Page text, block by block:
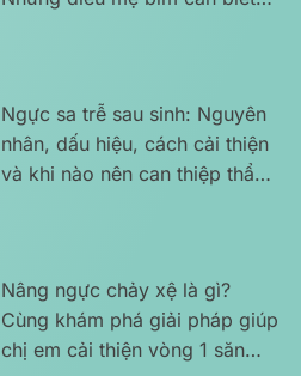
Ngực sa trễ sau sinh: Nguyên
nhân, dấu hiệu, cách cải thiện
và khi nào nên can thiệp thẩm
Nâng ngực chảy xệ là gì?
Cùng khám phá giải pháp giúp
chị em cải thiện vòng 1 săn